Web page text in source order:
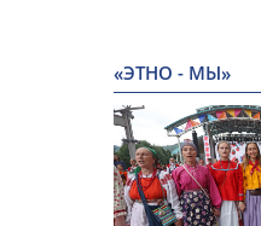
«ЭТНО - МЫ»